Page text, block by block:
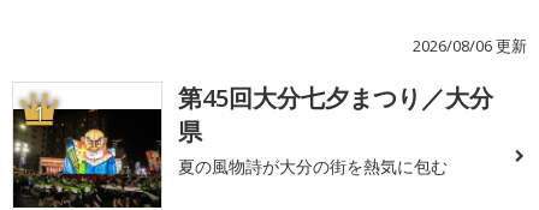
2026/08/06 更新
1
第45回大分七夕まつり／大分
県
夏の風物詩が大分の街を熱気に包む